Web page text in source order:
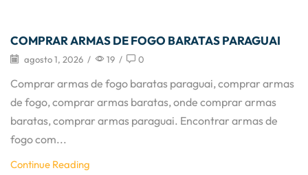
Artigos
COMPRAR ARMAS DE FOGO BARATAS PARAGUAI
agosto 1, 2026 / 19 / 0
Comprar armas de fogo baratas paraguai, comprar armas
de fogo, comprar armas baratas, onde comprar armas
baratas, comprar armas paraguai. Encontrar armas de
fogo com...
Continue Reading